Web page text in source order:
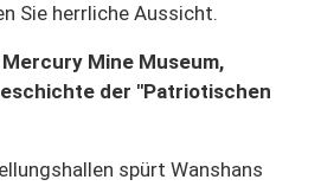
Sie herrliche Aussicht.
Mine Museum,
der "Patriotischen
spürt Wanshans